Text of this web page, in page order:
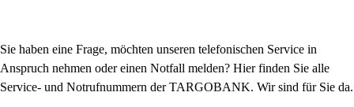
Sie haben eine Frage, möchten unseren telefonischen Service in
Anspruch nehmen oder einen Notfall melden? Hier finden Sie alle
Service- und Notrufnummern der TARGOBANK. Wir sind für Sie da.